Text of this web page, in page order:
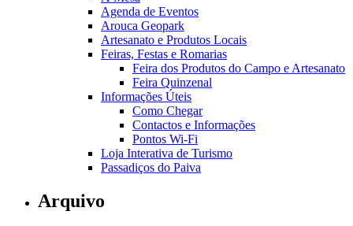
Agenda de Eventos
Arouca Geopark
Artesanato e Produtos Locais
Feiras, Festas e Romarias
Feira dos Produtos do Campo e Artesanato
Feira Quinzenal
Informações Úteis
Como Chegar
Contactos e Informações
Pontos Wi-Fi
Loja Interativa de Turismo
Passadiços do Paiva
Arquivo